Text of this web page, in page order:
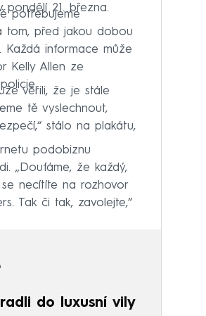
pondělí 21. března.
potřebujeme
tom, před jakou dobou
informace může
Kelly Allen ze
věřili, že je stále
tě vyslechnout,
stálo na plakátu,
podobiznu
„Doufáme, že každý,
necítíte na rozhovor
Tak či tak, zavolejte,“
do luxusní vily